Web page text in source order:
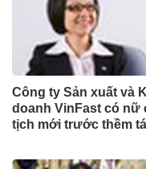
Công ty Sản xuất và
doanh VinFast có nữ
tịch mới trước thềm